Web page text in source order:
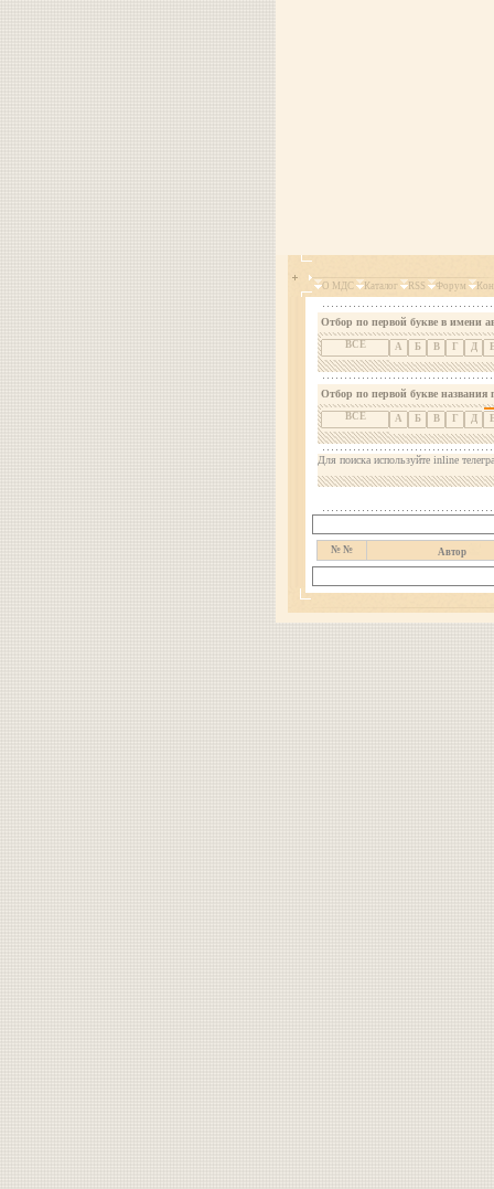
О МДС Каталог RSS Форум
Отбор по первой букве в имени
ВСЕ А Б В Г Д
Отбор по первой букве названия
ВСЕ А Б В Г Д
Для поиска используйте inline
№ № Автор